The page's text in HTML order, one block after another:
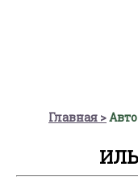
Главная